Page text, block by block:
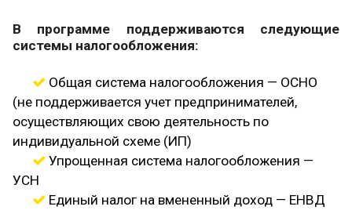
В программе поддерживаются следующие
системы налогообложения:
Общая система налогообложения — ОСНО
(не поддерживается учет предпринимателей,
осуществляющих свою деятельность по
индивидуальной схеме (ИП)
Упрощенная система налогообложения —
УСН
Единый налог на вмененный доход — ЕНВД